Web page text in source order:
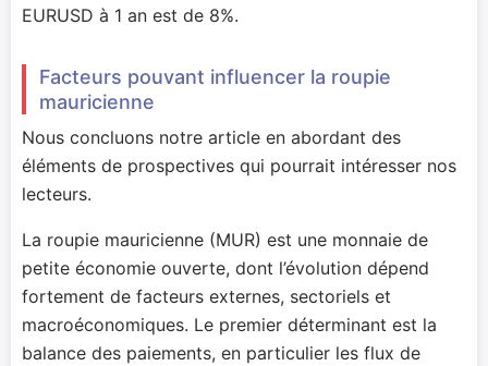
EURUSD à 1 an est de 8%.
Facteurs pouvant influencer la roupie
mauricienne
Nous concluons notre article en abordant des
éléments de prospectives qui pourrait intéresser nos
lecteurs.
La roupie mauricienne (MUR) est une monnaie de
petite économie ouverte, dont l’évolution dépend
fortement de facteurs externes, sectoriels et
macroéconomiques. Le premier déterminant est la
balance des paiements, en particulier les flux de